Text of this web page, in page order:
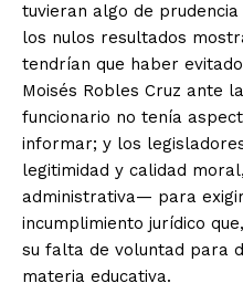
tuvieran algo de
los nulos resultados
tendrían que haber
Moisés Robles Cruz ante
funcionario no tenía
informar; y los
legitimidad y calidad
administrativa— para
incumplimiento jurídico
su falta de voluntad para
materia educativa.